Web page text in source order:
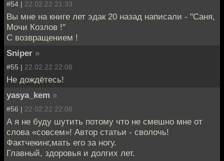
#54 | 22.02.22 21:33
Вы мне на книге лет эдак 20 назад написали - "Cаня,
Мочи Козлов !"
С возвращением !
Sniper »
#55 | 22.02.22 22:08
Не дождётесь!
yasya_kem »
#56 | 22.02.22 22:08
А я не буду шутить потому что не смешно мне от
слова «совсем»! Автор статьи - сволочь!
Фактчекинг,мать его за ногу.
Главный, здоровья и долгих лет.